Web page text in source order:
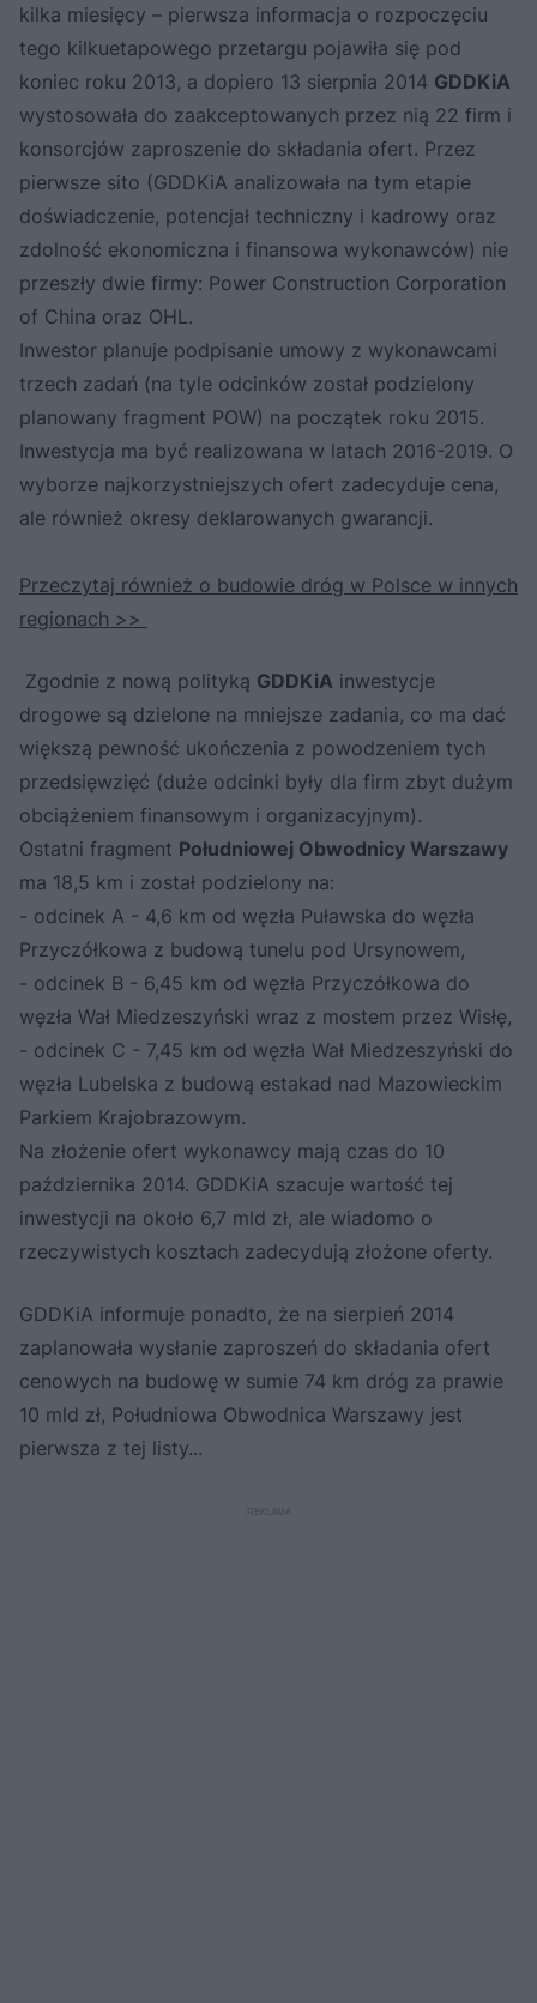
kilka miesięcy – pierwsza informacja o rozpoczęciu
tego kilkuetapowego przetargu pojawiła się pod
koniec roku 2013, a dopiero 13 sierpnia 2014 GDDKiA
wystosowała do zaakceptowanych przez nią 22 firm i
konsorcjów zaproszenie do składania ofert. Przez
pierwsze sito (GDDKiA analizowała na tym etapie
doświadczenie, potencjał techniczny i kadrowy oraz
zdolność ekonomiczna i finansowa wykonawców) nie
przeszły dwie firmy: Power Construction Corporation
of China oraz OHL.
Inwestor planuje podpisanie umowy z wykonawcami
trzech zadań (na tyle odcinków został podzielony
planowany fragment POW) na początek roku 2015.
Inwestycja ma być realizowana w latach 2016-2019. O
wyborze najkorzystniejszych ofert zadecyduje cena,
ale również okresy deklarowanych gwarancji.
Przeczytaj również o budowie dróg w Polsce w innych
regionach >>
Zgodnie z nową polityką GDDKiA inwestycje
drogowe są dzielone na mniejsze zadania, co ma dać
większą pewność ukończenia z powodzeniem tych
przedsięwzięć (duże odcinki były dla firm zbyt dużym
obciążeniem finansowym i organizacyjnym).
Ostatni fragment Południowej Obwodnicy Warszawy
ma 18,5 km i został podzielony na:
- odcinek A - 4,6 km od węzła Puławska do węzła
Przyczółkowa z budową tunelu pod Ursynowem,
- odcinek B - 6,45 km od węzła Przyczółkowa do
węzła Wał Miedzeszyński wraz z mostem przez Wisłę,
- odcinek C - 7,45 km od węzła Wał Miedzeszyński do
węzła Lubelska z budową estakad nad Mazowieckim
Parkiem Krajobrazowym.
Na złożenie ofert wykonawcy mają czas do 10
października 2014. GDDKiA szacuje wartość tej
inwestycji na około 6,7 mld zł, ale wiadomo o
rzeczywistych kosztach zadecydują złożone oferty.
GDDKiA informuje ponadto, że na sierpień 2014
zaplanowała wysłanie zaproszeń do składania ofert
cenowych na budowę w sumie 74 km dróg za prawie
10 mld zł, Południowa Obwodnica Warszawy jest
pierwsza z tej listy...